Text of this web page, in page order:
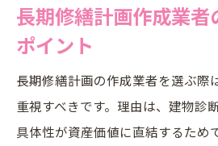
長期修繕計画作成業
ポイント
長期修繕計画の作成業者を選ぶ際
重視すべきです。理由は、建物診
具体性が資産価値に直結するため